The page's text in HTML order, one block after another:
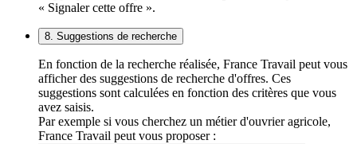
« Signaler cette offre ».
8. Suggestions de recherche
En fonction de la recherche réalisée, France Travail peut vous
afficher des suggestions de recherche d'offres. Ces
suggestions sont calculées en fonction des critères que vous
avez saisis.
Par exemple si vous cherchez un métier d'ouvrier agricole,
France Travail peut vous proposer :